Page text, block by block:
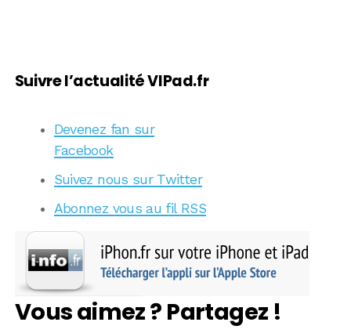
Suivre l’actualité VIPad.fr
Devenez fan sur
Facebook
Suivez nous sur Twitter
Abonnez vous au fil RSS
Vous aimez ? Partagez !